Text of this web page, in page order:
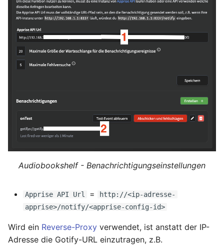
Audiobookshelf - Benachrichtigungseinstellungen
Apprise API Url =
http://<ip-adresse-
apprise>/notify/<apprise-config-id>
Wird ein Reverse-Proxy verwendet, ist anstatt der IP-
Adresse die Gotify-URL einzutragen, z.B.